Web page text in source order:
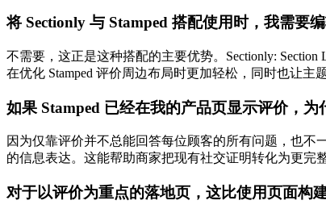
将 Sectionly 与 Stamped 搭配使用时，我需要
不需要，这正是这种搭配的主要优势。Sectionly:
在优化 Stamped 评价周边布局时更加轻松，同时也让主
如果 Stamped 已经在我的产品页显示评价，为
因为仅靠评价并不总能回答每位顾客的所有问题，也不
的信息表达。这能帮助商家把现有社交证明转化为更完
对于以评价为重点的落地页，这比使用页面构